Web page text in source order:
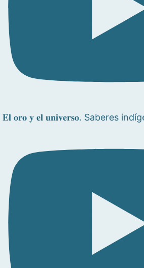
𝐄𝐥 𝐨𝐫𝐨 𝐲 𝐞𝐥 𝐮𝐧𝐢𝐯𝐞𝐫𝐬𝐨. Saberes